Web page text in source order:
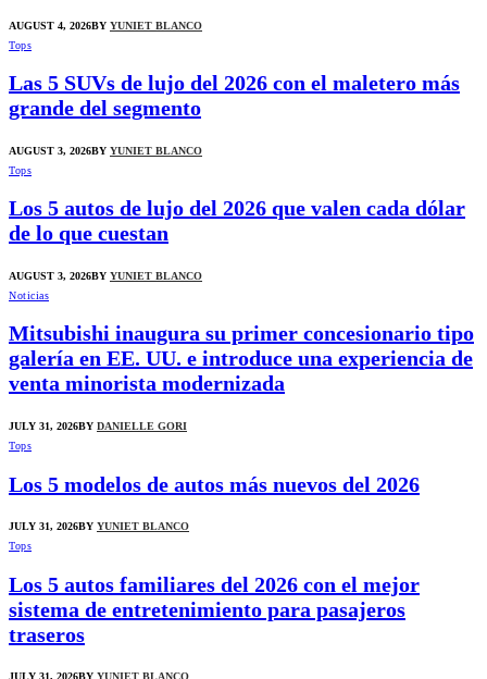
AUGUST 4, 2026BY YUNIET BLANCO
Tops
Las 5 SUVs de lujo del 2026 con el maletero más
grande del segmento
AUGUST 3, 2026BY YUNIET BLANCO
Tops
Los 5 autos de lujo del 2026 que valen cada dólar
de lo que cuestan
AUGUST 3, 2026BY YUNIET BLANCO
Noticias
Mitsubishi inaugura su primer concesionario tipo
galería en EE. UU. e introduce una experiencia de
venta minorista modernizada
JULY 31, 2026BY DANIELLE GORI
Tops
Los 5 modelos de autos más nuevos del 2026
JULY 31, 2026BY YUNIET BLANCO
Tops
Los 5 autos familiares del 2026 con el mejor
sistema de entretenimiento para pasajeros
traseros